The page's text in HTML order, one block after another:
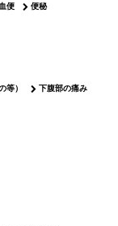
便 便秘
等） 下腹部の痛み